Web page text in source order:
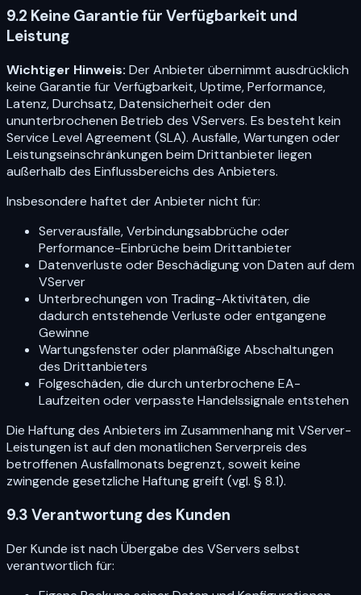
9.2 Keine Garantie für Verfügbarkeit und
Leistung
Wichtiger Hinweis: Der Anbieter übernimmt ausdrücklich
keine Garantie für Verfügbarkeit, Uptime, Performance,
Latenz, Durchsatz, Datensicherheit oder den
ununterbrochenen Betrieb des VServers. Es besteht kein
Service Level Agreement (SLA). Ausfälle, Wartungen oder
Leistungseinschränkungen beim Drittanbieter liegen
außerhalb des Einflussbereichs des Anbieters.
Insbesondere haftet der Anbieter nicht für:
Serverausfälle, Verbindungsabbrüche oder
Performance-Einbrüche beim Drittanbieter
Datenverluste oder Beschädigung von Daten auf dem
VServer
Unterbrechungen von Trading-Aktivitäten, die
dadurch entstehende Verluste oder entgangene
Gewinne
Wartungsfenster oder planmäßige Abschaltungen
des Drittanbieters
Folgeschäden, die durch unterbrochene EA-
Laufzeiten oder verpasste Handelssignale entstehen
Die Haftung des Anbieters im Zusammenhang mit VServer-
Leistungen ist auf den monatlichen Serverpreis des
betroffenen Ausfallmonats begrenzt, soweit keine
zwingende gesetzliche Haftung greift (vgl. § 8.1).
9.3 Verantwortung des Kunden
Der Kunde ist nach Übergabe des VServers selbst
verantwortlich für: